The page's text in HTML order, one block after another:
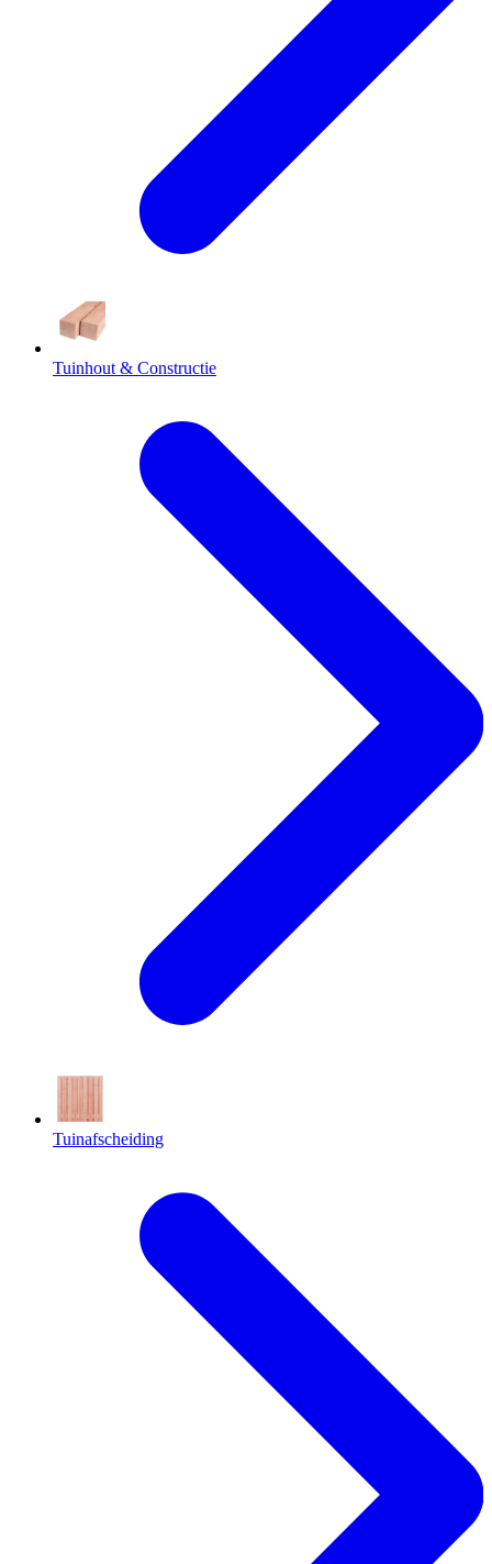
Tuinhout & Constructie
Tuinafscheiding